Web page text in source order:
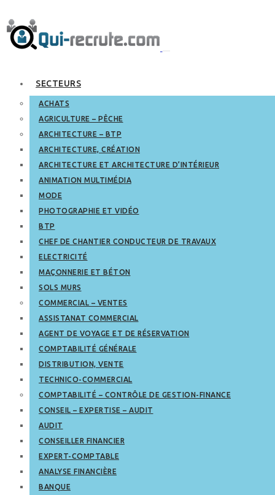
SECTEURS
ACHATS
AGRICULTURE – PÊCHE
ARCHITECTURE – BTP
ARCHITECTURE, CRÉATION
ARCHITECTURE ET ARCHITECTURE D’INTÉRIEUR
ANIMATION MULTIMÉDIA
MODE
PHOTOGRAPHIE ET VIDÉO
BTP
CHEF DE CHANTIER CONDUCTEUR DE TRAVAUX
ELECTRICITÉ
MAÇONNERIE ET BÉTON
SOLS MURS
COMMERCIAL – VENTES
ASSISTANAT COMMERCIAL
AGENT DE VOYAGE ET DE RÉSERVATION
COMPTABILITÉ GÉNÉRALE
DISTRIBUTION, VENTE
TECHNICO-COMMERCIAL
COMPTABILITÉ – CONTRÔLE DE GESTION-FINANCE
CONSEIL – EXPERTISE – AUDIT
AUDIT
CONSEILLER FINANCIER
EXPERT-COMPTABLE
ANALYSE FINANCIÈRE
BANQUE